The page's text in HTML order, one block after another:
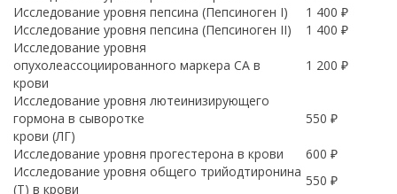
Исследование уровня пепсина (Пепсиноген I)
1 400 ₽
Исследование уровня пепсина (Пепсиноген II)
1 400 ₽
Исследование уровня
опухолеассоциированного маркера CA в
крови
1 200 ₽
Исследование уровня лютеинизирующего
гормона в сыворотке
крови (ЛГ)
550 ₽
Исследование уровня прогестерона в крови
600 ₽
Исследование уровня общего трийодтиронина
(Т) в крови
550 ₽